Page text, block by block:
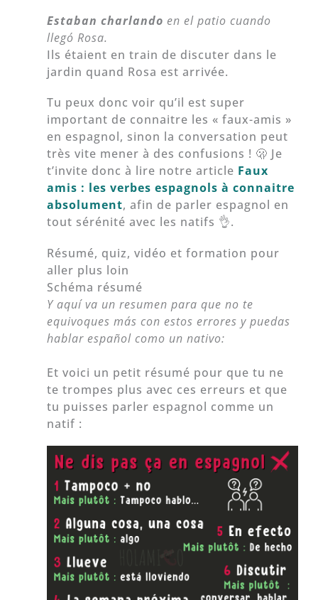
Estaban charlando en el patio cuando
llegó Rosa.
Ils étaient en train de discuter dans le
jardin quand Rosa est arrivée.
Tu peux donc voir qu’il est super
important de connaitre les « faux-amis »
en espagnol, sinon la conversation peut
très vite mener à des confusions ! 🫢 Je
t’invite donc à lire notre article Faux
amis : les verbes espagnols à connaitre
absolument, afin de parler espagnol en
tout sérénité avec les natifs 👌.
Résumé, quiz, vidéo et formation pour
aller plus loin
Schéma résumé
Y aquí va un resumen para que no te
equivoques más con estos errores y puedas
hablar español como un nativo:
Et voici un petit résumé pour que tu ne
te trompes plus avec ces erreurs et que
tu puisses parler espagnol comme un
natif :